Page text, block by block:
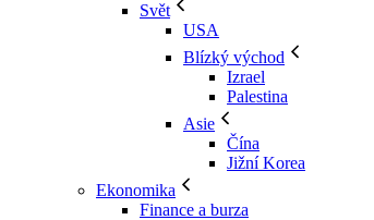
Svět
USA
Blízký východ
Izrael
Palestina
Asie
Čína
Jižní Korea
Ekonomika
Finance a burza